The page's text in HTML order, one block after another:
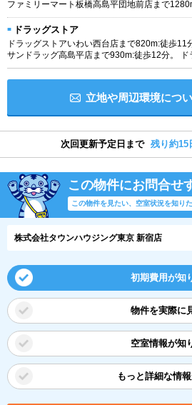
ファミリーマート板橋高島平団地前店まで
ドラッグストア
ドラッグストアいわい西台店まで820m:徒歩11
サンドラッグ高島平店まで930m:徒歩12分。 ド
立地や周辺環境につ
次回更新予定日まで 残り約15
この物件にお問合せ
この物件を見たい、空室状況を知り
株式会社タウンハウジング東京 新宿店
初期費用が知
物件を実際に
空室情報が知
もっと詳細な情